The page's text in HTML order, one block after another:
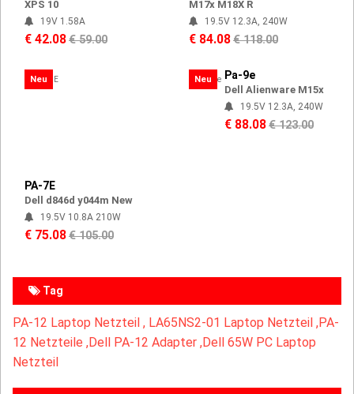
XPS 10
19V 1.58A
€ 42.08€ 59.00
M17x M18X R
19.5V 12.3A, 240W
€ 84.08€ 118.00
Neu
PA-7E
Dell d846d y044m New
19.5V 10.8A 210W
€ 75.08€ 105.00
Neu Pa-9e
Dell Alienware M15x
19.5V 12.3A, 240W
€ 88.08€ 123.00
Tag
PA-12 Laptop Netzteil , LA65NS2-01 Laptop Netzteil ,PA-
12 Netzteile ,Dell PA-12 Adapter ,Dell 65W PC Laptop
Netzteil